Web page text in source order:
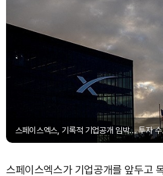
스페이스엑스, 기록적 기업공개 임박... 투자
스페이스엑스가 기업공개를 앞두고